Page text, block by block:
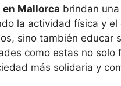
Mallorca brindan
la actividad física y
sino también educar
como estas no
más solidaria y